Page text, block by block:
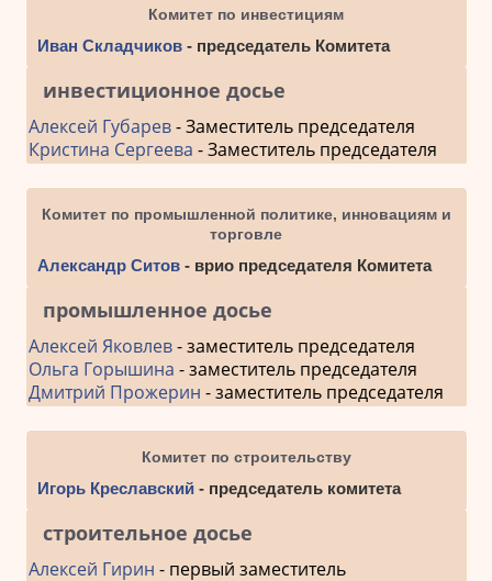
Комитет по инвестициям
Иван Складчиков- председатель Комитета
инвестиционное досье
Алексей Губарев- Заместитель председателя
Кристина Сергеева - Заместитель председателя
Комитет по промышленной политике, инновациям и
торговле
Александр Ситов- врио председателя Комитета
промышленное досье
Алексей Яковлев- заместитель председателя
Ольга Горышина - заместитель председателя
Дмитрий Прожерин - заместитель председателя
Комитет по строительству
Игорь Креславский - председатель комитета
строительное досье
Алексей Гирин - первый заместитель